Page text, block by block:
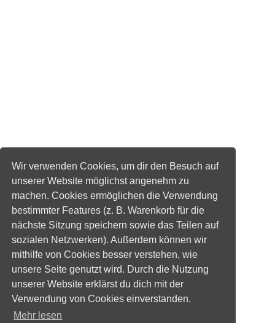
Wir verwenden Cookies, um dir den Besuch auf
unserer Website möglichst angenehm zu
machen. Cookies ermöglichen die Verwendung
bestimmter Features (z. B. Warenkorb für die
nächste Sitzung speichern sowie das Teilen auf
sozialen Netzwerken). Außerdem können wir
mithilfe von Cookies besser verstehen, wie
unsere Seite genutzt wird. Durch die Nutzung
unserer Website erklärst du dich mit der
Verwendung von Cookies einverstanden.
Mehr lesen